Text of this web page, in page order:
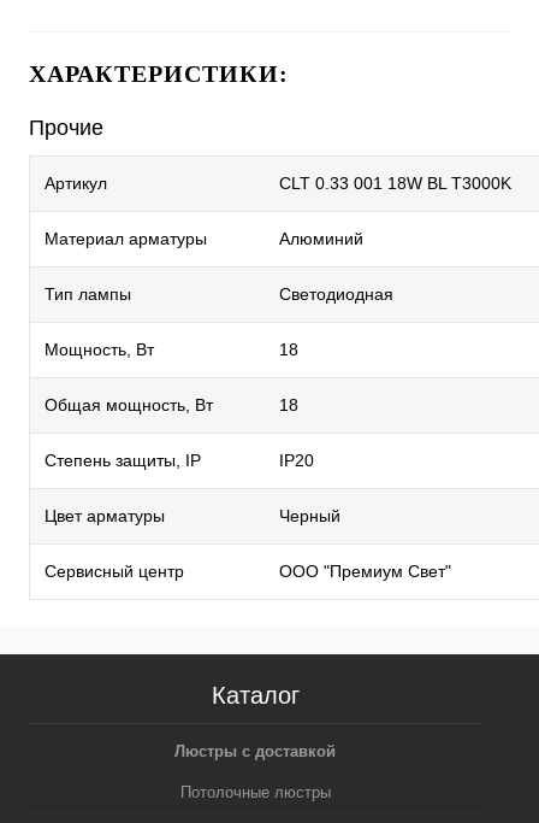
ХАРАКТЕРИСТИКИ:
Прочие
Артикул CLT 0.33 001 18W BL T3000K
Материал арматуры Алюминий
Тип лампы Светодиодная
Мощность, Вт 18
Общая мощность, Вт 18
Степень защиты, IP IP20
Цвет арматуры Черный
Сервисный центр ООО "Премиум Свет"
Каталог
Люстры с доставкой
Потолочные люстры